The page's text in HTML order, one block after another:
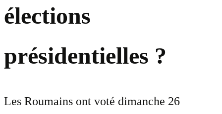
élections
présidentielles ?
Les Roumains ont voté dimanche 26